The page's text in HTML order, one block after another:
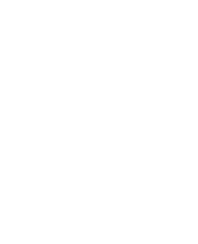
48
putos
yra
odai
ypač